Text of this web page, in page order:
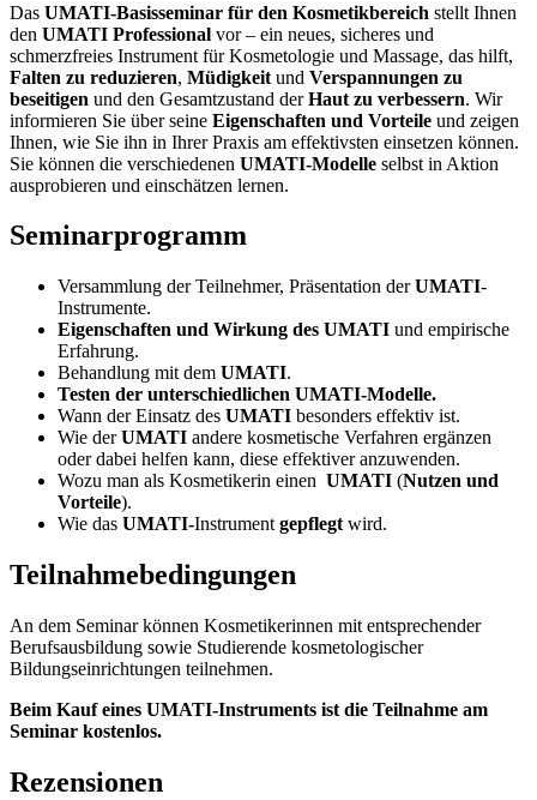
Das UMATI-Basisseminar für den Kosmetikbereich stellt Ihnen
den UMATI Professional vor – ein neues, sicheres und
schmerzfreies Instrument für Kosmetologie und Massage, das hilft,
Falten zu reduzieren, Müdigkeit und Verspannungen zu
beseitigen und den Gesamtzustand derHaut zu verbessern. Wir
informieren Sie über seine Eigenschaften und Vorteile und zeigen
Ihnen, wie Sie ihn in Ihrer Praxis am effektivsten einsetzen können.
Sie können die verschiedenen UMATI-Modelle selbst in Aktion
ausprobieren und einschätzen lernen.
Seminarprogramm
Versammlung der Teilnehmer, Präsentation derUMATI-
Instrumente.
Eigenschaften und Wirkung des UMATI und empirische
Erfahrung.
Behandlung mit dem UMATI.
Testen der unterschiedlichen UMATI-Modelle.
Wann der Einsatz des UMATI besonders effektiv ist.
Wie derUMATI andere kosmetische Verfahren ergänzen
oder dabei helfen kann, diese effektiver anzuwenden.
Wozu man als Kosmetikerin einen UMATI (Nutzen und
Vorteile).
Wie das UMATI-Instrument gepflegt wird.
Teilnahmebedingungen
An dem Seminar können Kosmetikerinnen mit entsprechender
Berufsausbildung sowie Studierende kosmetologischer
Bildungseinrichtungen teilnehmen.
Beim Kauf eines UMATI-Instruments ist die Teilnahme am
Seminar kostenlos.
Rezensionen